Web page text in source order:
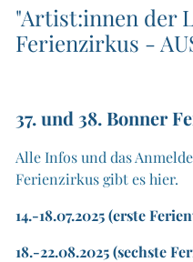
"Artist:innen der
Ferienzirkus -
37. und 38. Bonner
Alle Infos und das
Ferienzirkus gibt es hier.
14.-18.07.2025 (erste
18.-22.08.2025 (sechste